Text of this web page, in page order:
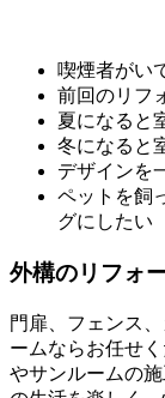
喫煙者がい
前回のリフ
夏になると
冬になると
デザインを
ペットを飼
グにしたい
外構のリフォ
門扉、フェンス
ームならお任せ
やサンルームの